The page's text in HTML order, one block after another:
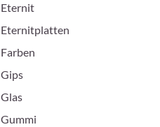
Eternit
Eternitplatten
Farben
Gips
Glas
Gummi